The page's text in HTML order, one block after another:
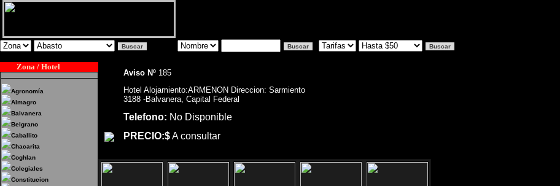
Zona / Hotel
Agronomía
Almagro
Balvanera
Belgrano
Caballito
Chacarita
Coghlan
Colegiales
Constitucion
Aviso Nº 185
Hotel Alojamiento:ARMENON Direccion: Sarmiento
3188 -Balvanera, Capital Federal
Telefono: No Disponible
PRECIO:$A consultar